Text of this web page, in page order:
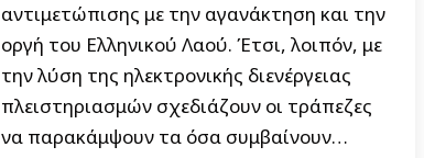
αντιμετώπισης με την αγανάκτηση και την
οργή του Ελληνικού Λαού. Έτσι, λοιπόν, με
την λύση της ηλεκτρονικής διενέργειας
πλειστηριασμών σχεδιάζουν οι τράπεζες
να παρακάμψουν τα όσα συμβαίνουν…